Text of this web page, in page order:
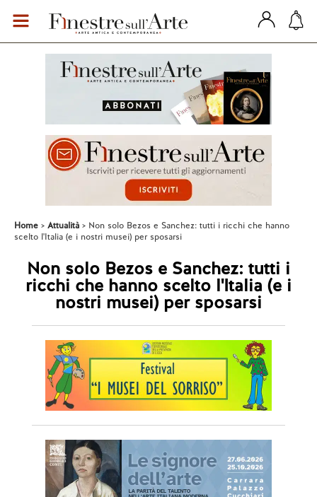
Home Attualità
Non solo Bezos e Sanchez: tutti i ricchi che hanno
scelto l'Italia (e i nostri musei) per sposarsi
Non solo Bezos e Sanchez: tutti i
ricchi che hanno scelto l'Italia (e i
nostri musei) per sposarsi